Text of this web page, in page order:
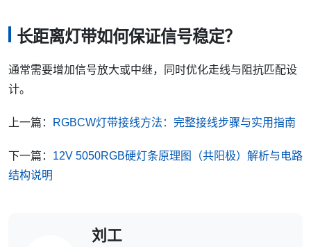
长距离灯带如何保证信号稳定？
通常需要增加信号放大或中继，同时优化走线与阻抗匹配设
计。
上一篇： RGBCW灯带接线方法：完整接线步骤与实用指南
下一篇： 12V 5050RGB硬灯条原理图（共阳极）解析与电路
结构说明
刘工